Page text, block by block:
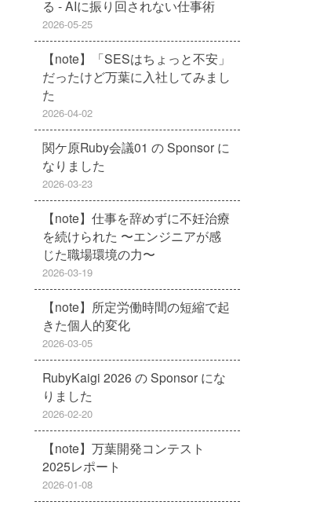
る - AIに振り回されない仕事術
2026-05-25
【note】「SESはちょっと不安」
だったけど万葉に入社してみまし
た
2026-04-02
関ケ原Ruby会議01 の Sponsor に
なりました
2026-03-23
【note】仕事を辞めずに不妊治療
を続けられた 〜エンジニアが感
じた職場環境の力〜
2026-03-19
【note】所定労働時間の短縮で起
きた個人的変化
2026-03-05
RubyKaigi 2026 の Sponsor にな
りました
2026-02-20
【note】万葉開発コンテスト
2025レポート
2026-01-08